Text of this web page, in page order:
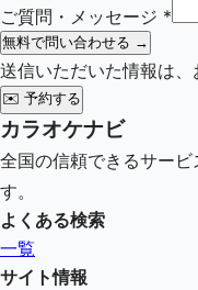
ご質問・メッセージ *
無料で問い合わせる →
送信いただいた情報は、
✉️ 予約する
カラオケナビ
全国の信頼できるサー
す。
よくある検索
一覧
サイト情報